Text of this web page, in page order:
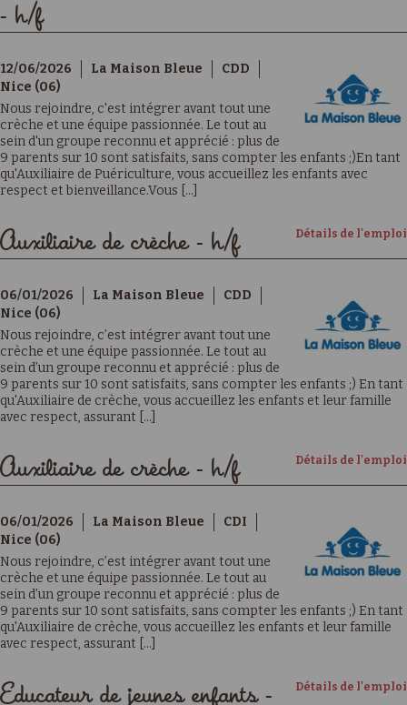
- h/f
12/06/2026 La Maison Bleue
CDD
Nice (06)
Nous rejoindre, c'est intégrer avant tout une
crèche et une équipe passionnée. Le tout au
sein d'un groupe reconnu et apprécié : plus de
9 parents sur 10 sont satisfaits, sans compter les enfants ;)En tant
qu'Auxiliaire de Puériculture, vous accueillez les enfants avec
respect et bienveillance.Vous [...]
Détails de l'emploi
Auxiliaire de crèche - h/f
06/01/2026 La Maison Bleue
CDD
Nice (06)
Nous rejoindre, c’est intégrer avant tout une
crèche et une équipe passionnée. Le tout au
sein d’un groupe reconnu et apprécié : plus de
9 parents sur 10 sont satisfaits, sans compter les enfants ;) En tant
qu'Auxiliaire de crèche, vous accueillez les enfants et leur famille
avec respect, assurant [...]
Détails de l'emploi
Auxiliaire de crèche - h/f
06/01/2026 La Maison Bleue
CDI
Nice (06)
Nous rejoindre, c’est intégrer avant tout une
crèche et une équipe passionnée. Le tout au
sein d’un groupe reconnu et apprécié : plus de
9 parents sur 10 sont satisfaits, sans compter les enfants ;) En tant
qu'Auxiliaire de crèche, vous accueillez les enfants et leur famille
avec respect, assurant [...]
Détails de l'emploi
Educateur de jeunes enfants -